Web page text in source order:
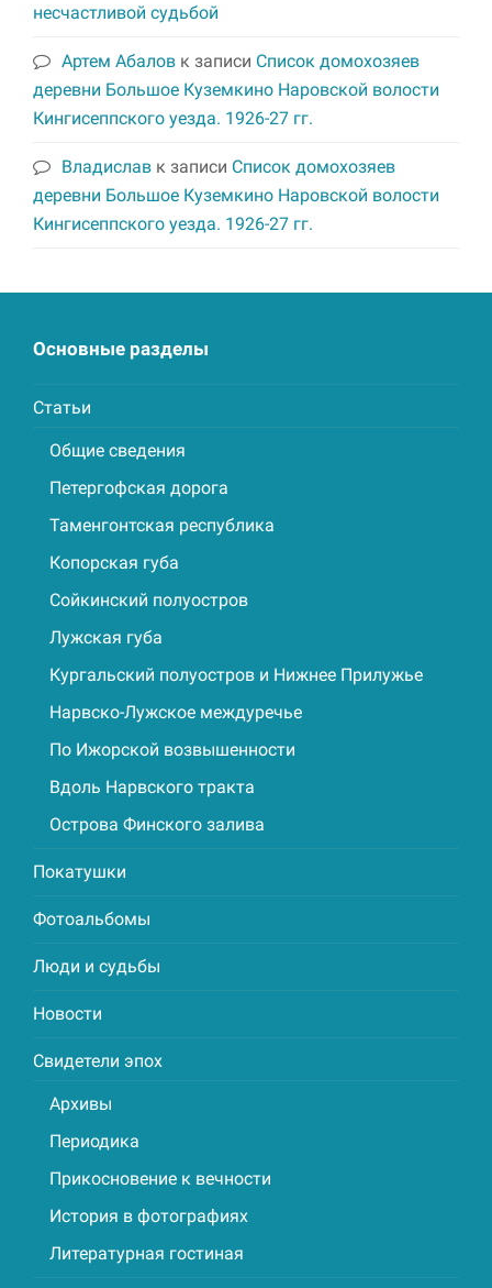
несчастливой судьбой
Артем Абалов к записи Список домохозяев
деревни Большое Куземкино Наровской волости
Кингисеппского уезда. 1926-27 гг.
Владислав к записи Список домохозяев
деревни Большое Куземкино Наровской волости
Кингисеппского уезда. 1926-27 гг.
Основные разделы
Статьи
Общие сведения
Петергофская дорога
Таменгонтская республика
Копорская губа
Сойкинский полуостров
Лужская губа
Кургальский полуостров и Нижнее Прилужье
Нарвско-Лужское междуречье
По Ижорской возвышенности
Вдоль Нарвского тракта
Острова Финского залива
Покатушки
Фотоальбомы
Люди и судьбы
Новости
Свидетели эпох
Архивы
Периодика
Прикосновение к вечности
История в фотографиях
Литературная гостиная